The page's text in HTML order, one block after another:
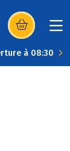
dans une
à 08:30